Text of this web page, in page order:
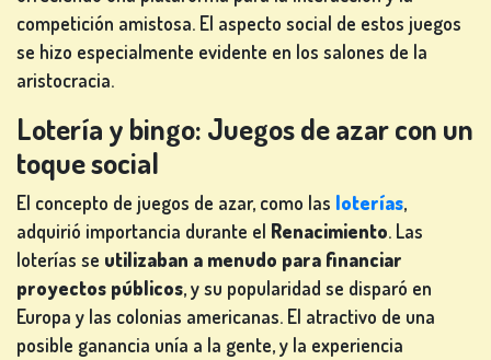
REGÍSTRATE
CONÉCTATE
TIENDA
CLASIFICACIÓN
CAMBIAR
IDIOMA
competición amistosa. El aspecto social de estos juegos
se hizo especialmente evidente en los salones de la
aristocracia.
Lotería y bingo: Juegos de azar con un
toque social
El concepto de juegos de azar, como las loterías,
adquirió importancia durante el Renacimiento. Las
loterías se utilizaban a menudo para financiar
proyectos públicos, y su popularidad se disparó en
Europa y las colonias americanas. El atractivo de una
posible ganancia unía a la gente, y la experiencia